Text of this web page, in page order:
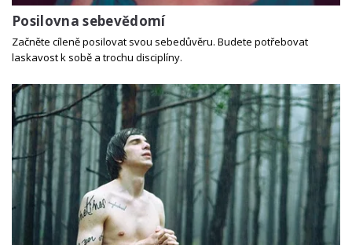
Posilovna sebevědomí
Začněte cíleně posilovat svou sebedůvěru. Budete potřebovat
laskavost k sobě a trochu disciplíny.